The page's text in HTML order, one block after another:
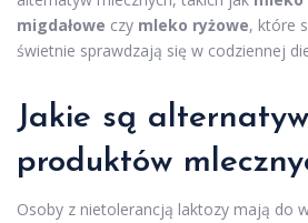
migdałowe czy mleko ryżowe, które
świetnie sprawdzają się w codziennej
Jakie są
produktów
Osoby z nietolerancją laktozy mają do